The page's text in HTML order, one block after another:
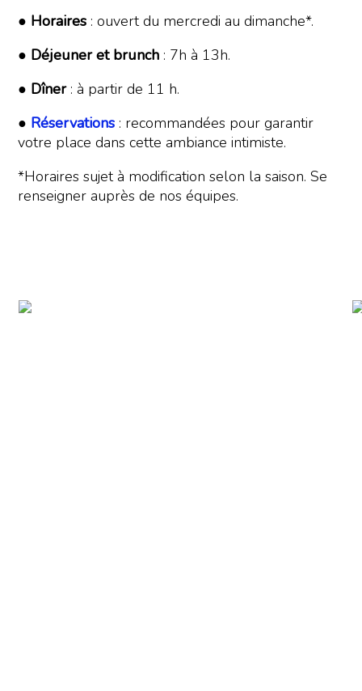
● Horaires : ouvert du mercredi au dimanche*.
● Déjeuner et brunch : 7h à 13h.
● Dîner : à partir de 11 h.
● Réservations : recommandées pour garantir
votre place dans cette ambiance intimiste.
*Horaires sujet à modification selon la saison. Se
renseigner auprès de nos équipes.